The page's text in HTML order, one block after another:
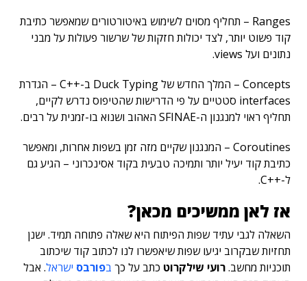
Ranges – תחליף מסוים לשימוש באיטורטורים שמאפשר כתיבת
קוד פשוט יותר, לצד יכולות חזקות של שרשור פעולות על מבני
נתונים ועל views.
Concepts – המלך החדש של Duck Typing ב-++C – הגדרת
interfaces סטטיים על פי הדרישות שהטיפוס נדרש לקיים,
תחליף ראוי למנגנון ה-SFINAE האהוב ושנוא בו-זמנית על רבים.
Coroutines – המנגנון שקיים מזה זמן בשפות אחרות, ומאפשר
כתיבת קוד יעיל יותר ותמיכה טבעית בקוד אסינכרוני – הגיע גם
ל-++C.
אז לאן ממשיכים מכאן?
השאלה לגבי עתיד שפות הפיתוח היא שאלה פתוחה תמיד. ישנן
תחזיות שבקרוב יגיעו שפות שיאפשרו לנו לכתוב קוד שיכתוב
תוכניות מחשב.רועי שילקרוט כתב על כך בפורבס ישראל. אבל